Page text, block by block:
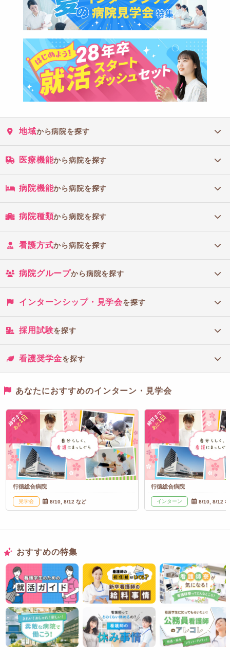
地域から病院を探す
医療機能から病院を探す
病院機能から病院を探す
病院種類から病院を探す
看護方式から病院を探す
病院グループから病院を探す
インターンシップ・見学会を探す
採用試験を探す
看護奨学金を探す
あなたにおすすめのインターン・見学会
締切まで
あと
1日
行徳総合病院
見学会 8/10, 8/12 など
締切まで
あと
1日
行徳総合病院
インターン 8/10, 8/12
おすすめの特集